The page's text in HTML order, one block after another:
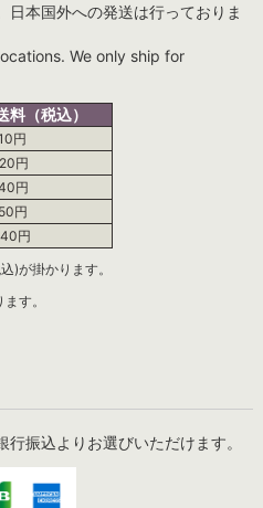
日本国外への発送は行っておりま
We only ship for
料（税込）
円
円
円
円
円
)が掛かります。
す。
振込よりお選びいただけます。